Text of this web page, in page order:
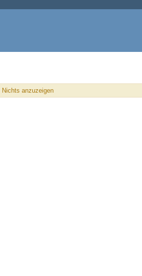
Nichts anzuzeigen